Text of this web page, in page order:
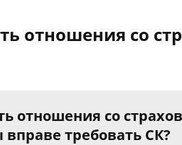
отношения со
отношения со
требовать СК?